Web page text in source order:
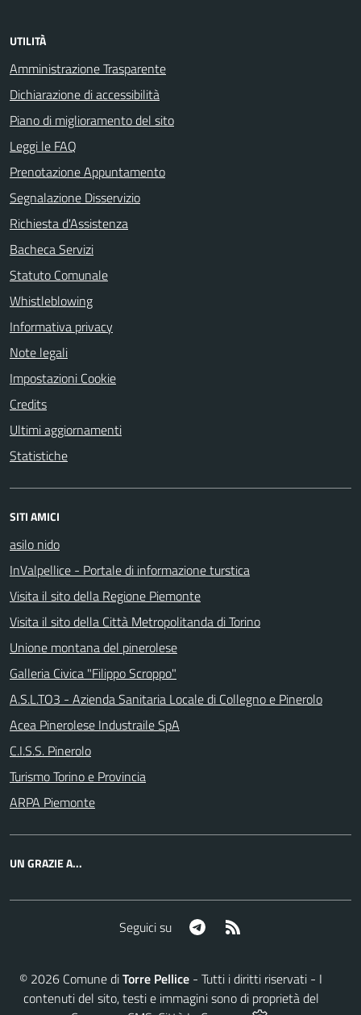
UTILITÀ
Amministrazione Trasparente
Dichiarazione di accessibilità
Piano di miglioramento del sito
Leggi le FAQ
Prenotazione Appuntamento
Segnalazione Disservizio
Richiesta d'Assistenza
Bacheca Servizi
Statuto Comunale
Whistleblowing
Informativa privacy
Note legali
Impostazioni Cookie
Credits
Ultimi aggiornamenti
Statistiche
SITI AMICI
asilo nido
InValpellice - Portale di informazione turstica
Visita il sito della Regione Piemonte
Visita il sito della Città Metropolitanda di Torino
Unione montana del pinerolese
Galleria Civica "Filippo Scroppo"
A.S.L.TO3 - Azienda Sanitaria Locale di Collegno e Pinerolo
Acea Pinerolese Industraile SpA
C.I.S.S. Pinerolo
Turismo Torino e Provincia
ARPA Piemonte
UN GRAZIE A...
Seguici su Telegram
© 2026 Comune diTorre Pellice - Tutti i diritti riservati - I
contenuti del sito, testi e immagini sono di proprietà del